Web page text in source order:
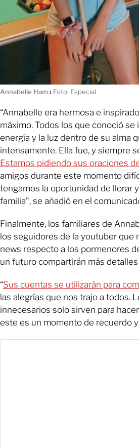
Annabelle Ham ı Foto: Especial
“Annabelle era hermosa e
máximo. Todos los que conoció se
energía y la luz dentro de su alma
intensamente. Ella fue, y siempre
Estamos pidiendo sus oraciones
amigos durante este momento
tengamos la oportunidad de llorar
familia”, se añadió en el
Finalmente, los familiares de
los seguidores de la youtuber que
news respecto a los pormenores
un futuro compartirán más
“Sus cuentas se utilizarán para
las alegrías que nos trajo a todos.
innecesarios solo sirven para
este es un momento de recuerdo